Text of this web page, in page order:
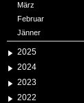
März
Februar
Jänner
2025
2024
2023
2022